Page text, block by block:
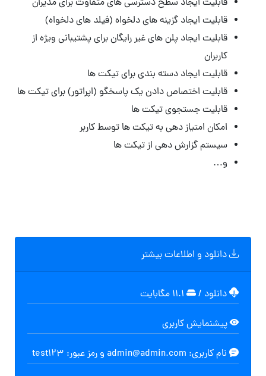
قابلیت ایجاد سطح دسترسی های متفاوت برای مدیران
قابلیت ایجاد گزینه های دلخواه (فیلد های دلخواه)
قابلیت ایجاد پلن های غیر رایگان برای پشتیبانی ویژه از
کاربران
قابلیت ایجاد دسته بندی برای تیکت ها
قابلیت اختصاص دادن یک پاسخگو (اپراتور) برای تیکت ها
قابلیت جستجوی تیکت ها
امکان امتیاز دهی به تیکت ها توسط کاربر
سیستم گزارش دهی از تیکت ها
و…
دانلود و اطلاعات بیشتر
دانلود /
پیشنمایش کاربری
نام کاربری: admin@admin.com و رمز عبور: test123